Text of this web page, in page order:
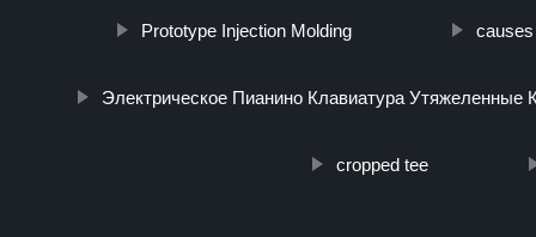
Prototype Injection Molding causes
Электрическое Пианино Клавиатура Утяжеленные
cropped tee